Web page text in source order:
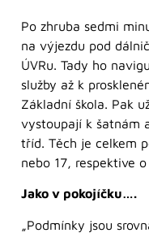
Po zhruba sedmi
na výjezdu pod
ÚVRu. Tady ho
služby až k
Základní škola. Pak
vystoupají k šatnám
tříd. Těch je celkem
nebo 17, respektive
Jako v pokojíčku….
„Podmínky jsou